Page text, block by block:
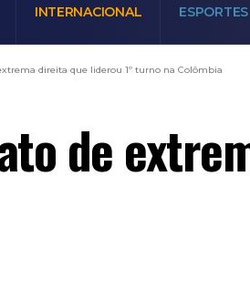
INTERNACIONAL ESPORTES
direita que liderou 1º turno na Colômbia
de